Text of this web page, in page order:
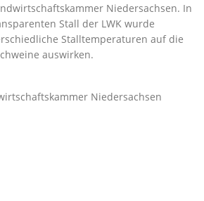
Niedersachsen. In
Stall der LWK wurde
Stalltemperaturen auf die
auswirken.
Niedersachsen